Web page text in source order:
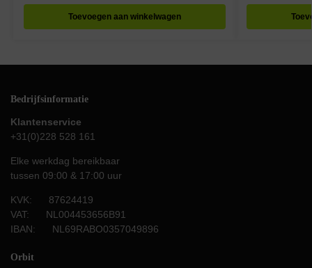
Toevoegen aan winkelwagen
Bedrijfsinformatie
Klantenservice
+31(0)228 528 161
Elke werkdag bereikbaar
tussen 09:00 & 17:00 uur
KVK: 87624419
VAT: NL004453656B91
IBAN: NL69RABO0357049896
Orbit